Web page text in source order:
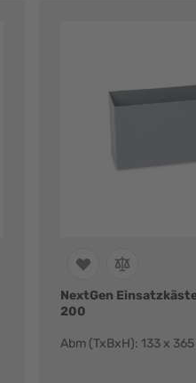
NextGen
200
Abm (TxBxH): 133 x